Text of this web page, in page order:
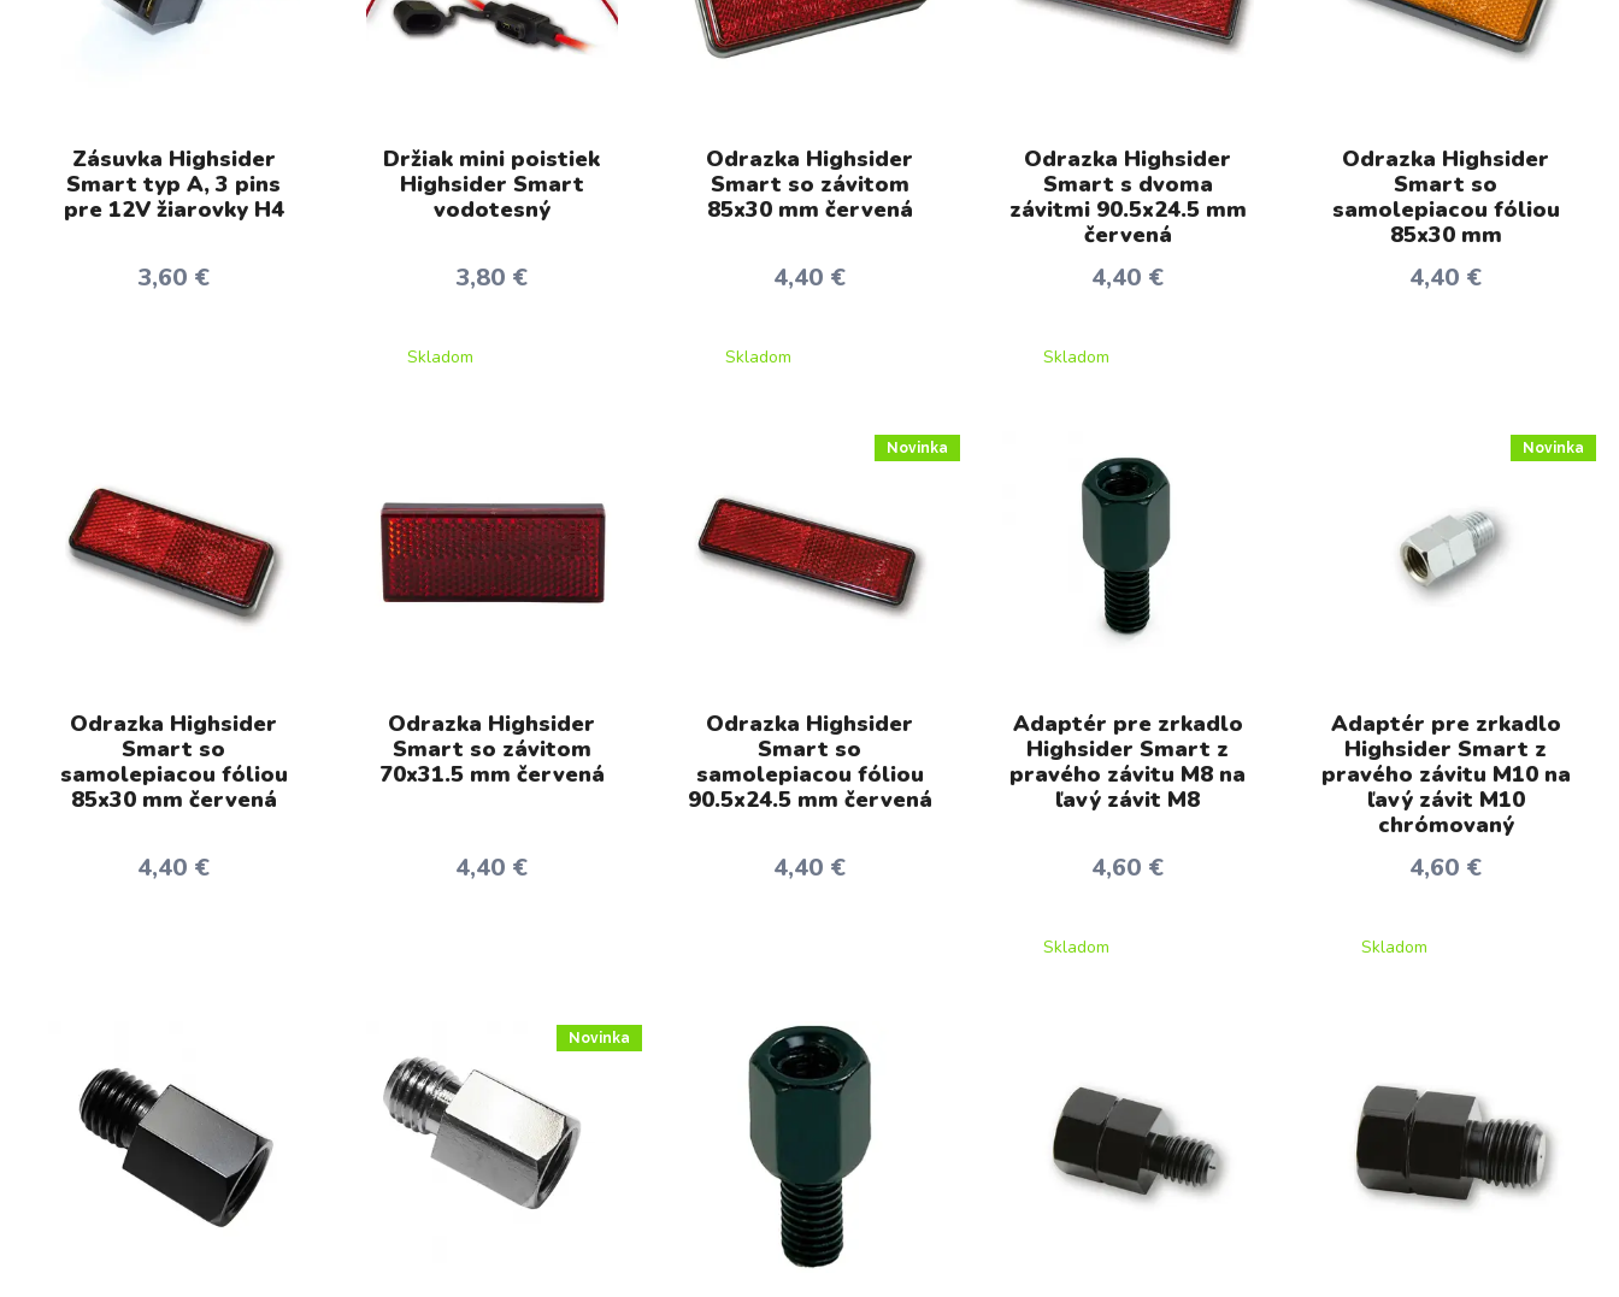
Zásuvka Highsider
Smart typ A, 3 pins
pre 12V žiarovky H4
3,60 €
Držiak mini poistiek
Highsider Smart
vodotesný
3,80 €
Skladom
Odrazka Highsider
Smart so závitom
85x30 mm červená
4,40 €
Skladom
Odrazka Highsider
Smart s dvoma
závitmi 90.5x24.5 mm
červená
4,40 €
Skladom
Odrazka Highsider
Smart so
samolepiacou fóliou
85x30 mm
4,40 €
Odrazka Highsider
Smart so
samolepiacou fóliou
85x30 mm červená
4,40 €
Odrazka Highsider
Smart so závitom
70x31.5 mm červená
4,40 €
Novinka
Odrazka Highsider
Smart so
samolepiacou fóliou
90.5x24.5 mm červená
4,40 €
Adaptér pre zrkadlo
Highsider Smart z
pravého závitu M8 na
ľavý závit M8
4,60 €
Skladom
Novinka
Adaptér pre zrkadlo
Highsider Smart z
pravého závitu M10 na
ľavý závit M10
chrómovaný
4,60 €
Skladom
Novinka